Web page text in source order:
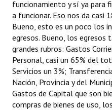
funcionamiento y sí ya para
a funcionar. Eso nos da casi
Bueno, esto es un poco los
egresos. Bueno, los egresos
grandes rubros: Gastos
Personal, casi un 65% del
Servicios un 3%;
Nación, Provincia y del
Gastos de Capital que son
compras de bienes de uso,